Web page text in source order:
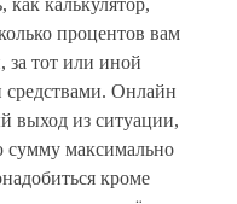
как калькулятор,
процентов вам
за тот или иной
Онлайн
выход из ситуации,
максимально
кроме